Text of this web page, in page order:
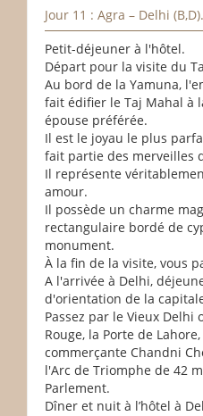
Jour 11 : Agra – Delhi (B,D).
Petit-déjeuner à l'hôtel.
Départ pour la visite du
Au bord de la Yamuna,
fait édifier le Taj Mahal à
épouse préférée.
Il est le joyau le plus
fait partie des merveilles
Il représente
amour.
Il possède un charme
rectangulaire bordé de
monument.
À la fin de la visite, vous
A l'arrivée à Delhi,
d'orientation de la
Passez par le Vieux Delhi
Rouge, la Porte de
commerçante Chandni
l'Arc de Triomphe de 42
Parlement.
Dîner et nuit à l’hôtel à